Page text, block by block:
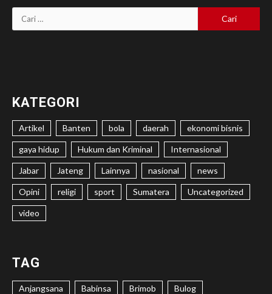
Cari
untuk:
KATEGORI
Artikel Banten bola daerah ekonomi bisnis
gaya hidup Hukum dan Kriminal Internasional
Jabar Jateng Lainnya nasional news
Opini religi sport Sumatera Uncategorized
video
TAG
Anjangsana Babinsa Brimob Bulog